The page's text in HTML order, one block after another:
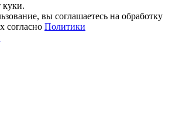
куки.
вы соглашаетесь на обработку
согласно Политики